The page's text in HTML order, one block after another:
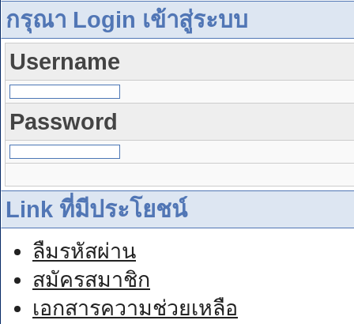
กรุณา Login เข้าสู่ระบบ
Username
Password
Link ที่มีประโยชน์
ลืมรหัสผ่าน
สมัครสมาชิก
เอกสารความช่วยเหลือ